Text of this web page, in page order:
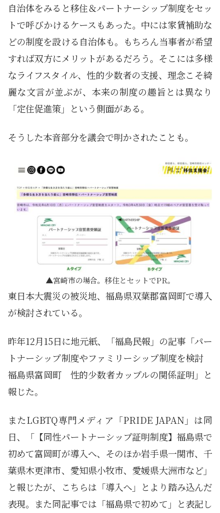
自治体をみると移住＆パートナーシップ制度をセッ
トで呼びかけるケースもあった。中には家賃補助な
どの制度を設ける自治体も。もちろん当事者が希望
すれば双方にメリットがあるだろう。そこには多様
なライフスタイル、性的少数者の支援、理念こそ綺
麗な文言が並ぶが、本来の制度の趣旨とは異なり
「定住促進策」という側面がある。
そうした本音部分を議会で明かされたことも。
宮崎市の場合。移住とセットでPR。
東日本大震災の被災地、福島県双葉郡富岡町で導入
が検討されている。
昨年12月15日に地元紙、「福島民報」の記事「パー
トナーシップ制度やファミリーシップ制度を検討
福島県富岡町 性的少数者カップルの関係証明」と
報じた。
またLGBTQ専門メディア「PRIDE JAPAN」は同
日、「【同性パートナーシップ証明制度】福島県で
初めて富岡町が導入へ、そのほか岩手県一関市、千
葉県木更津市、愛知県小牧市、愛媛県大洲市など」
と報じたが、こちらは「導入へ」とより踏み込んだ
表現。また同記事では「福島県で初めて」と表記し